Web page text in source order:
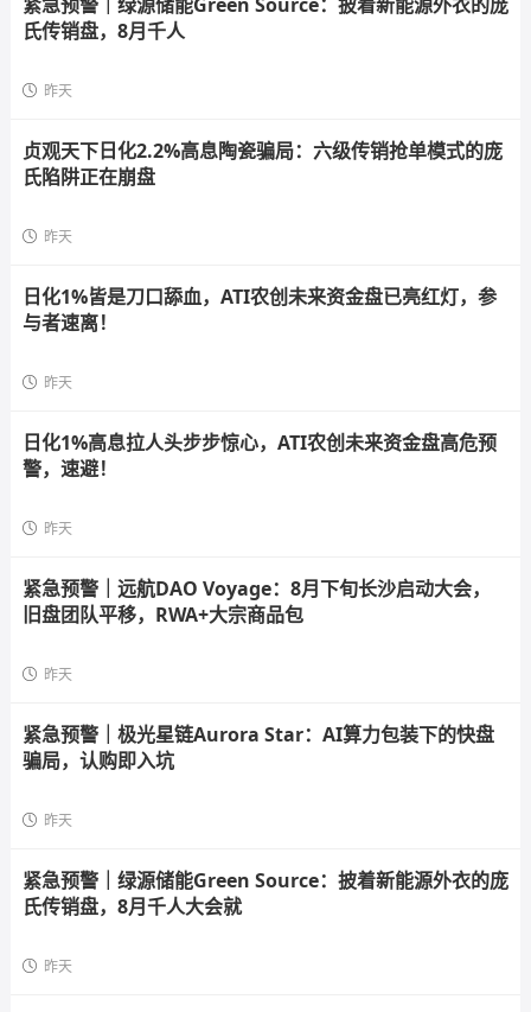
氏传销盘，8月千人
昨天
贞观天下日化2.2%高息陶瓷骗局：六级传销抢单模式的庞
氏陷阱正在崩盘
昨天
日化1%皆是刀口舔血，ATI农创未来资金盘已亮红灯，参
与者速离！
昨天
日化1%高息拉人头步步惊心，ATI农创未来资金盘高危预
警，速避！
昨天
紧急预警｜远航DAO Voyage：8月下旬长沙启动大会，
旧盘团队平移，RWA+大宗商品包
昨天
紧急预警｜极光星链Aurora Star：AI算力包装下的快盘
骗局，认购即入坑
昨天
紧急预警｜绿源储能Green Source：披着新能源外衣的庞
氏传销盘，8月千人大会就
昨天